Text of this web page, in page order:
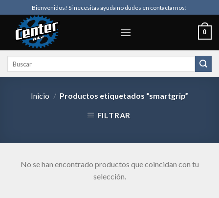
to
content
Bienvenidos! Si necesitas ayuda no dudes en contactarnos!
0
Inicio / Productos etiquetados “smartgrip”
FILTRAR
No se han encontrado productos que coincidan con tu
selección.